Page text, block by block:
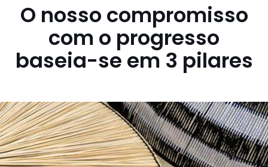
O nosso compromisso
com o progresso
baseia-se em 3 pilares